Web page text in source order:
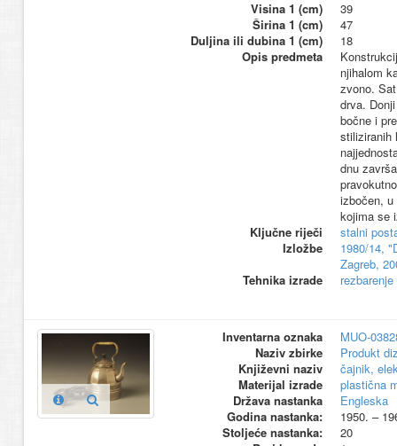
Visina 1 (cm)
39
Širina 1 (cm)
47
Duljina ili dubina 1 (cm)
18
Opis predmeta
njihalom
zvono.
drva.
bočne i
stiliziranih
dnu
izbočen,
kojima se
Ključne riječi
stalni
Izložbe
1980/14,
Zagreb,
Tehnika izrade
rezbarenje
Inventarna oznaka
MUO-
Naziv zbirke
Produkt
Književni naziv
čajnik,
Materijal izrade
plastična
Država nastanka
Engleska
Godina nastanka:
1950. –
Stoljeće nastanka:
20